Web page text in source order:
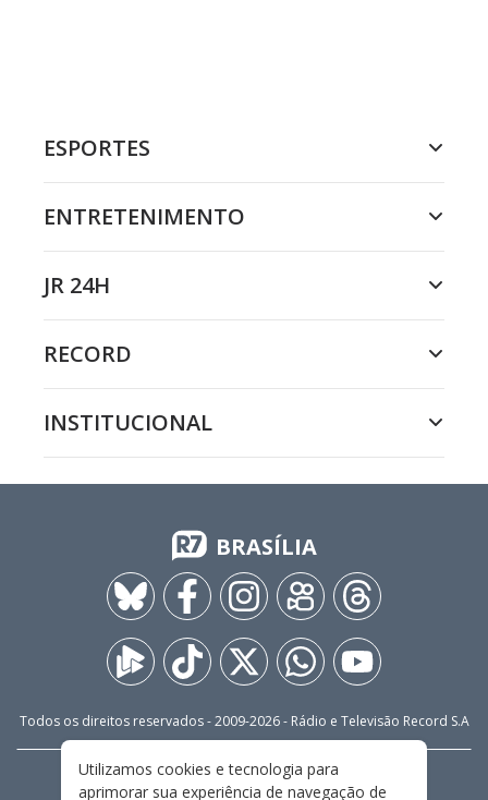
ESPORTES
ENTRETENIMENTO
JR 24H
RECORD
INSTITUCIONAL
BRASÍLIA
Todos os direitos reservados - 2009-2026- Rádio e Televisão Record S.A
FALE CONOSCO
PRIVACIDADE
Utilizamos cookies e tecnologia para
aprimorar sua experiência de navegação de